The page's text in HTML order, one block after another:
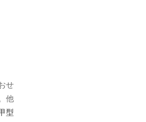
せ
他
型